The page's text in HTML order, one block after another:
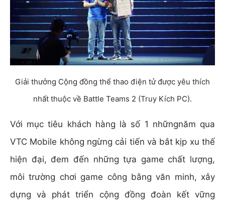
Giải thưởng Cộng đồng thể thao điện tử được yêu thích
nhất thuộc về Battle Teams 2 (Truy Kích PC).
Với mục tiêu khách hàng là số 1 nhữngnăm qua
VTC Mobile không ngừng cải tiến và bắt kịp xu thế
hiện đại, đem đến những tựa game chất lượng,
môi trường chơi game công bằng văn minh, xây
dựng và phát triển cộng đồng đoàn kết vững